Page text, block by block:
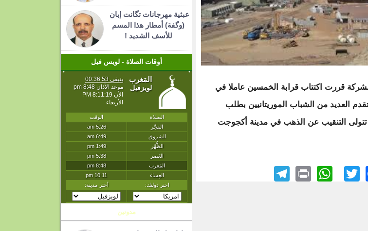
إن الشركة قررت اكتتاب قرابة الخمسين عاملا في
العديد من الشباب الموريتانيين بطلب
تتولى التنقيب عن الذهب في مدينة أكجوجت
Facebook
Twitter
WhatsApp
Print
عبثية مهرجانات تگانت إبان
(وگفة) أمطار هذا المسم
للأسف الشديد !
أوقات الصلاة - لويس فيل
مدونين